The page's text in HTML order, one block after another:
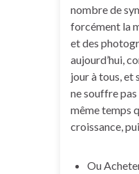
nombre de
forcément la
et des
aujourd’hui,
jour à tous, et
ne souffre
même temps
croissance,
Ou